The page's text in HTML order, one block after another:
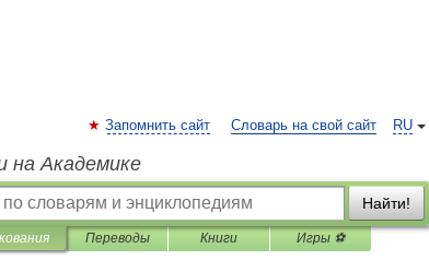
RU
Запомнить сайт Словарь на свой сайт
на Академике
Найти!
Переводы Книги Игры ⚽